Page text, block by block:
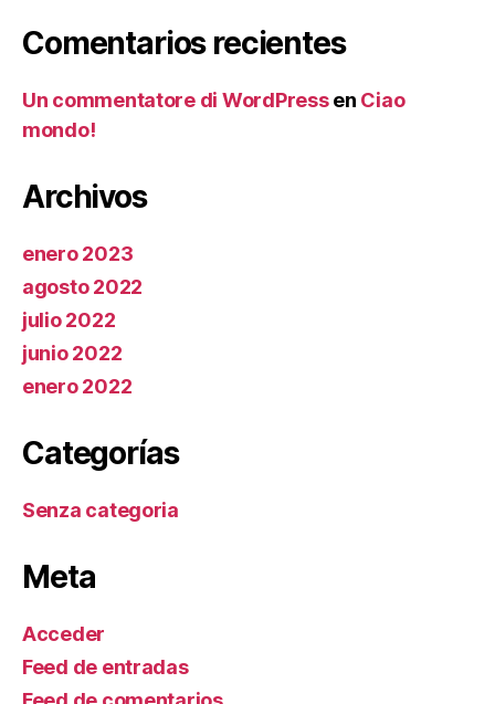
Comentarios recientes
Un commentatore di WordPressen Ciao
mondo!
Archivos
enero 2023
agosto 2022
julio 2022
junio 2022
enero 2022
Categorías
Senza categoria
Meta
Acceder
Feed de entradas